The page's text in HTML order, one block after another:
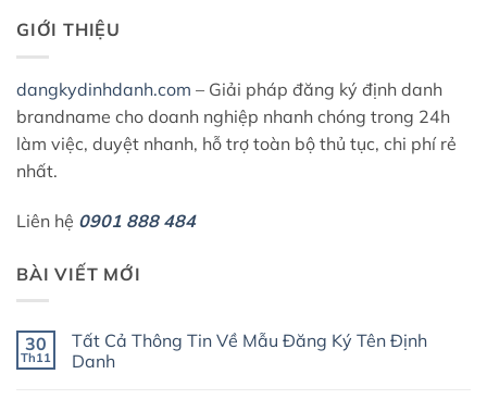
GIỚI THIỆU
dangkydinhdanh.com – Giải pháp đăng ký định danh
brandname cho doanh nghiệp nhanh chóng trong 24h
làm việc, duyệt nhanh, hỗ trợ toàn bộ thủ tục, chi phí rẻ
nhất.
Liên hệ 0901 888 484
BÀI VIẾT MỚI
30
Th11
Tất Cả Thông Tin Về Mẫu Đăng Ký Tên Định
Danh